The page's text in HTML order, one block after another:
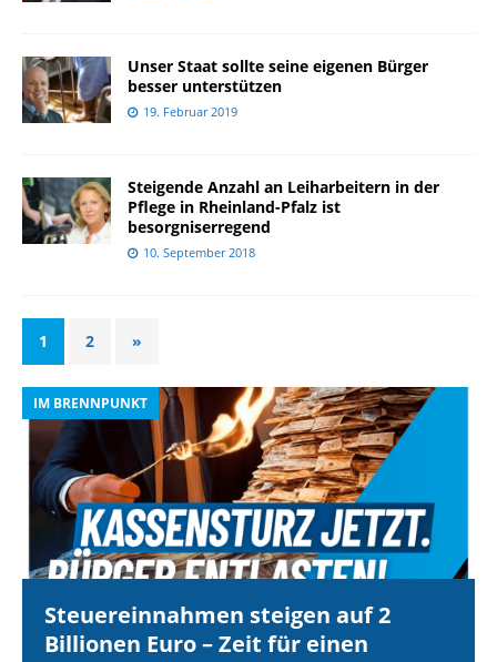
Unser Staat sollte seine eigenen Bürger
besser unterstützen
19. Februar 2019
Steigende Anzahl an Leiharbeitern in der
Pflege in Rheinland-Pfalz ist
besorgniserregend
10. September 2018
1 2 »
IM BRENNPUNKT
Steuereinnahmen steigen auf 2
Billionen Euro – Zeit für einen